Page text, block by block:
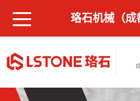
珞石机械（成